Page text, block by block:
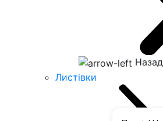
Назад
Листівки